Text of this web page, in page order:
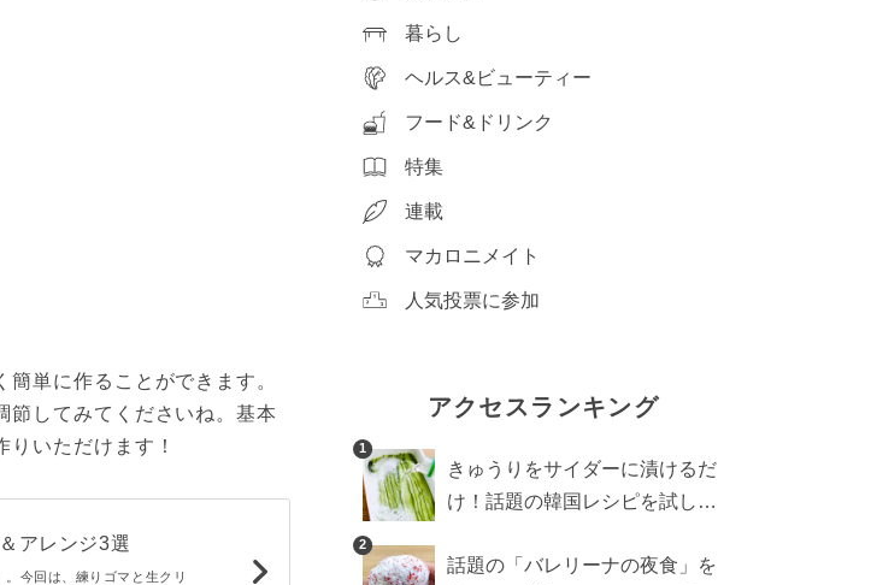
単に作ることができます。
節してみてくださいね。基本
いただけます！
アレンジ3選
今回は、練りゴマと生クリ
暮らし
ヘルス&ビューティー
フード&ドリンク
特集
連載
マカロニメイト
人気投票に参加
アクセスランキング
1
きゅうりをサイダーに漬けるだ
け！話題の韓国レシピを試した
2
話題の「バレリーナの夜食」を